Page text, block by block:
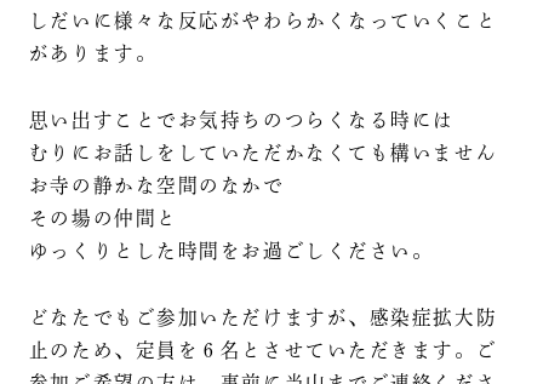
しだいに様々な反応がやわらかくなっていくこと
があります。
思い出すことでお気持ちのつらくなる時には
むりにお話しをしていただかなくても構いません
お寺の静かな空間のなかで
その場の仲間と
ゆっくりとした時間をお過ごしください。
どなたでもご参加いただけますが、感染症拡大防
止のため、定員を６名とさせていただきます。ご